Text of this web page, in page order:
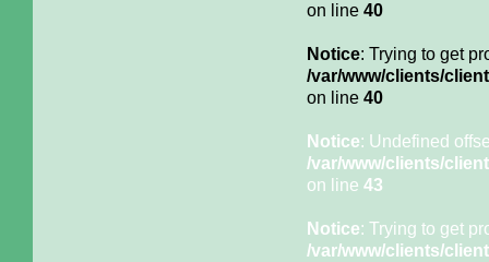
on line 40
Notice: Trying to get
/var/www/clients/
on line 40
Notice: Undefined
/var/www/clients/
on line 43
Notice: Trying to get
/var/www/clients/